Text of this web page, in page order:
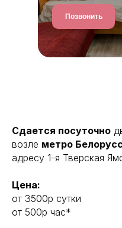
Позвонить
Сдается посуточно
возле метро
адресу 1-я Тверская
Цена:
от 3500р сутки
от 500р час*